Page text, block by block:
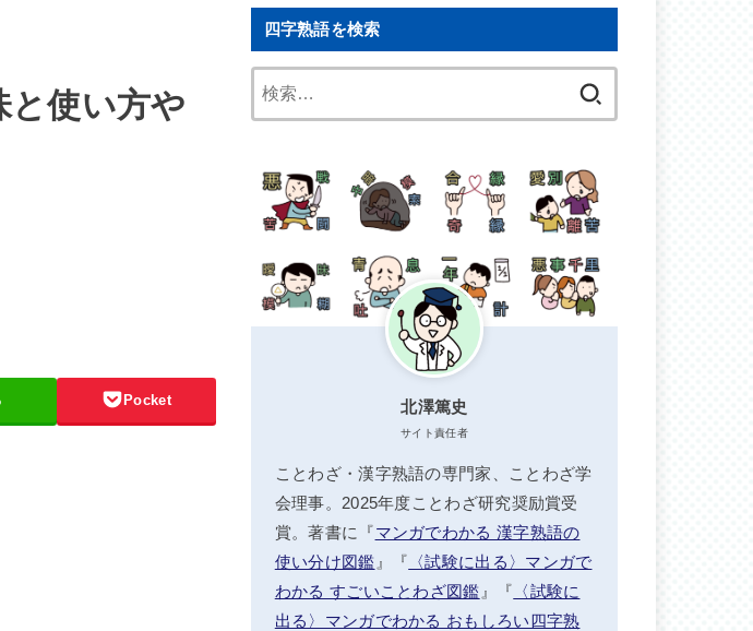
と使い方や
Pocket
四字熟語を検索
北澤篤史
サイト責任者
ことわざ・漢字熟語の専門家、ことわざ学
会理事。2025年度ことわざ研究奨励賞受
賞。著書に『マンガでわかる 漢字熟語の
使い分け図鑑 』『 〈試験に出る〉マンガで
わかる すごいことわざ図鑑 』『 〈試験に
出る〉マンガでわかる おもしろい四字熟